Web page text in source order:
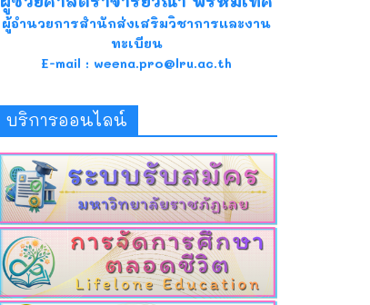
ผู้อำนวยการสำนักส่งเสริมวิชาการและงาน
ทะเบียน
E-mail : weena.pro@lru.ac.th
บริการออนไลน์